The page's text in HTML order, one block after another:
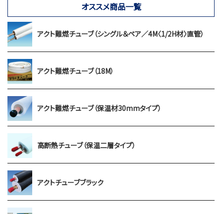
オススメ商品一覧
アクト難燃チューブ（シングル＆ペア／4M〈1/2H材〉直管）
アクト難燃チューブ（18M）
アクト難燃チューブ（保温材30mmタイプ）
高断熱チューブ（保温二層タイプ）
アクトチューブブラック